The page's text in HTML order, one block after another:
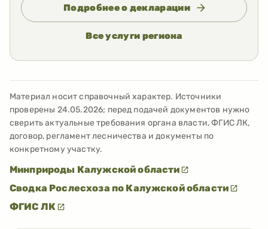
Подробнее о декларации
Все услуги региона
Материал носит справочный характер. Источники
проверены 24.05.2026; перед подачей документов нужно
сверить актуальные требования органа власти, ФГИС ЛК,
договор, регламент лесничества и документы по
конкретному участку.
Минприроды Калужской области
Сводка Рослесхоза по Калужской области
ФГИС ЛК